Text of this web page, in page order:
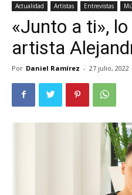
Actualidad Artistas Entrevistas
«Junto a ti»,
artista
Por Daniel Ramírez - 27 julio, 2022